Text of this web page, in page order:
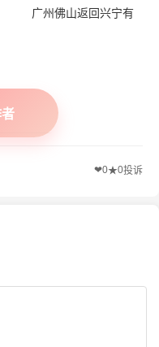
返回兴宁有
❤0★0投诉